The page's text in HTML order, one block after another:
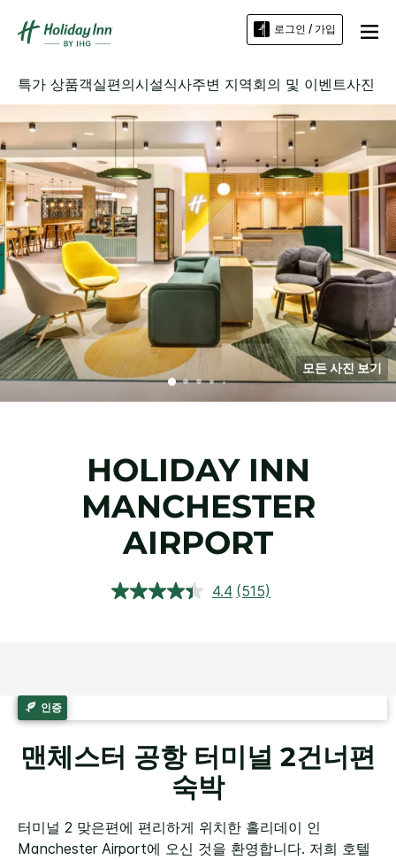
로그인 / 가입
특가 상품객실편의시설식사주변 지역회의 및 이벤트사진
모든 사진 보기
HOLIDAY INN
MANCHESTER
AIRPORT
4.4 상
지
크.
(515)
인증
맨체스터 공항 터미널 2건너편
숙박
터미널 2 맞은편에 편리하게 위치한 홀리데이 인
Manchester Airport에 오신 것을 환영합니다. 저희 호텔